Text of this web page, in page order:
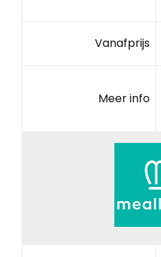
Vanafprijs
Meer info